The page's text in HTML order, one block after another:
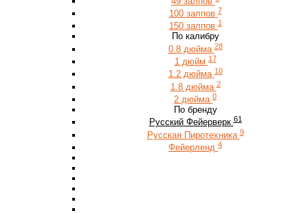
100 залпов 7
150 залпов 1
По калибру
0.8 дюйма 28
1 дюйм 17
1.2 дюйма 10
1.8 дюйма 2
2 дюйма 0
По бренду
Русский Фейерверк 61
Русская Пиротехника 9
Фейерленд 4